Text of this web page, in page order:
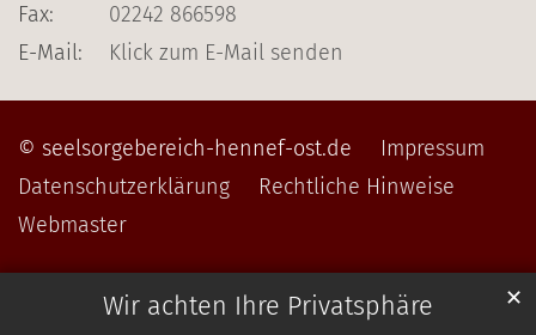
Wir achten Ihre Privatsphäre ✕
Fax:
02242 866598
E-Mail:
Klick zum E-Mail senden
© seelsorgebereich-hennef-ost.de
Impressum
Datenschutzerklärung
Rechtliche Hinweise
Webmaster